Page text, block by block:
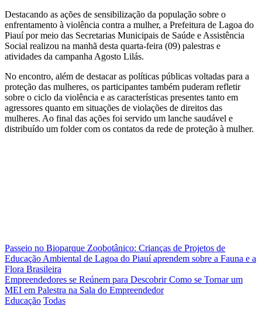
Destacando as ações de sensibilização da população sobre o
enfrentamento à violência contra a mulher, a Prefeitura de Lagoa do
Piauí por meio das Secretarias Municipais de Saúde e Assistência
Social realizou na manhã desta quarta-feira (09) palestras e
atividades da campanha Agosto Lilás.
No encontro, além de destacar as políticas públicas voltadas para a
proteção das mulheres, os participantes também puderam refletir
sobre o ciclo da violência e as características presentes tanto em
agressores quanto em situações de violações de direitos das
mulheres. Ao final das ações foi servido um lanche saudável e
distribuído um folder com os contatos da rede de proteção à mulher.
Navegação
de
Post
Passeio no Bioparque Zoobotânico: Crianças de Projetos de
Educação Ambiental de Lagoa do Piauí aprendem sobre a Fauna e a
Flora Brasileira
Empreendedores se Reúnem para Descobrir Como se Tornar um
MEI em Palestra na Sala do Empreendedor
Educação Todas